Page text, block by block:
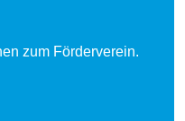
zum Förderverein.